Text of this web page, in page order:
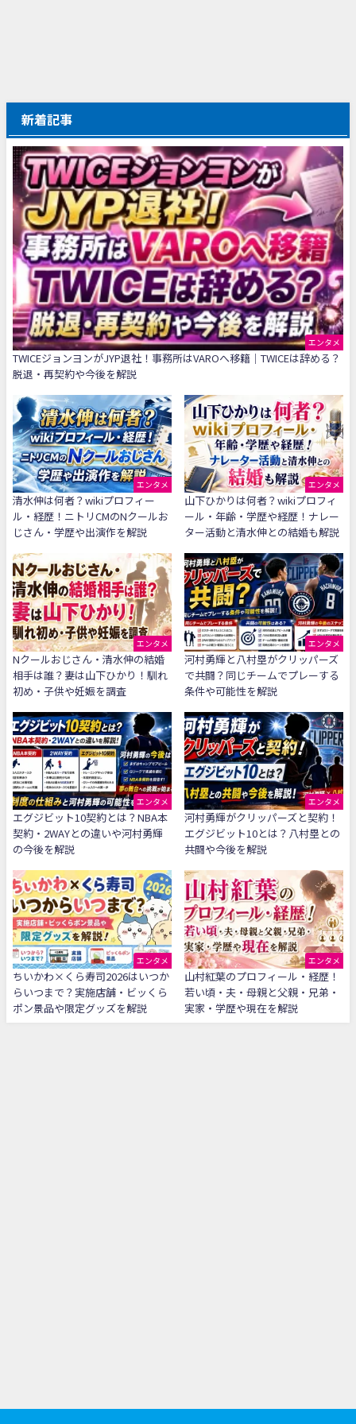
新着記事
エンタメ
TWICEジョンヨンがJYP退社！事務所はVAROへ移籍｜TWICEは辞める？
脱退・再契約や今後を解説
エンタメ
清水伸は何者？wikiプロフィー
ル・経歴！ニトリCMのNクールお
じさん・学歴や出演作を解説
エンタメ
山下ひかりは何者？wikiプロフィ
ール・年齢・学歴や経歴！ナレー
ター活動と清水伸との結婚も解説
エンタメ
Nクールおじさん・清水伸の結婚
相手は誰？妻は山下ひかり！馴れ
初め・子供や妊娠を調査
エンタメ
河村勇輝と八村塁がクリッパーズ
で共闘？同じチームでプレーする
条件や可能性を解説
エンタメ
エグジビット10契約とは？NBA本
契約・2WAYとの違いや河村勇輝
の今後を解説
エンタメ
河村勇輝がクリッパーズと契約！
エグジビット10とは？八村塁との
共闘や今後を解説
エンタメ
ちいかわ×くら寿司2026はいつか
らいつまで？実施店舗・ビッくら
ポン景品や限定グッズを解説
エンタメ
山村紅葉のプロフィール・経歴！
若い頃・夫・母親と父親・兄弟・
実家・学歴や現在を解説